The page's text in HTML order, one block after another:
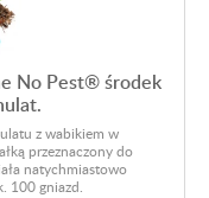
No Pest® środek
z wabikiem w
przeznaczony do
natychmiastowo
100 gniazd.